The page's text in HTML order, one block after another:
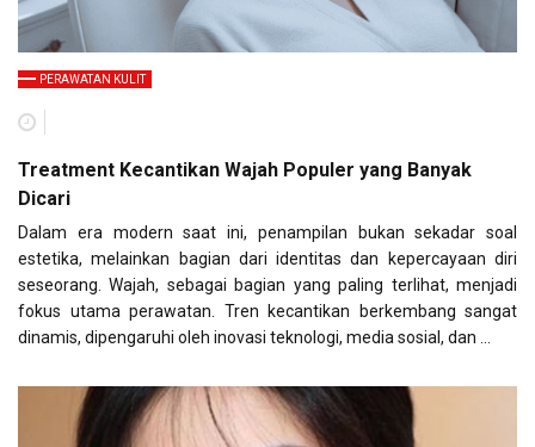
PERAWATAN KULIT
Treatment Kecantikan Wajah Populer yang Banyak
Dicari
Dalam era modern saat ini, penampilan bukan sekadar soal
estetika, melainkan bagian dari identitas dan kepercayaan diri
seseorang. Wajah, sebagai bagian yang paling terlihat, menjadi
fokus utama perawatan. Tren kecantikan berkembang sangat
dinamis, dipengaruhi oleh inovasi teknologi, media sosial, dan …